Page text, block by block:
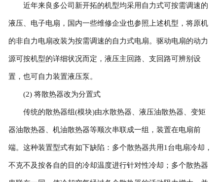
近年来良多公司新开拓的机型均采用自力式可按需调速的
液压、电子电扇，国内一些维修企业也参照上述机型，将原机
的非自力电扇改装为按需调速的自力式电扇。驱动电扇的动力
源可按机型的详细状况而定，液压主回路、支回路可辨别设
置，也可自力装置液压泵。
(2) 将散热器改为分置式
传统的散热器组(模块)由水散热器、液压油散热器、变矩
器油散热器、机油散热器等顺次串联成一组，装置在电扇前
端。这种装置型式有如下缺陷：多个散热器共用1台电扇冷却，
不克不及按各自的目的冷却温度进行针对性冷却；多个散热器